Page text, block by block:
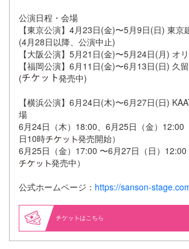
公演日程・会場
【東京公演】4月23日(金)〜5月9日(日) 東京
(4月28日以降、公演中止)
【大阪公演】5月21日(金)〜5月24日(月) オ
【福岡公演】6月11日(金)〜6月13日(日) 久
(
発売中)
【横浜公演】6月24日(木)〜6月27日(日)
場
6月24日（木）18:00、6月25日（金）12:00
日10時
発売開始）
6月25日（金）17:00 〜6月27日（日）
発売中）
公式ホームページ： https://sanson-
はこちら